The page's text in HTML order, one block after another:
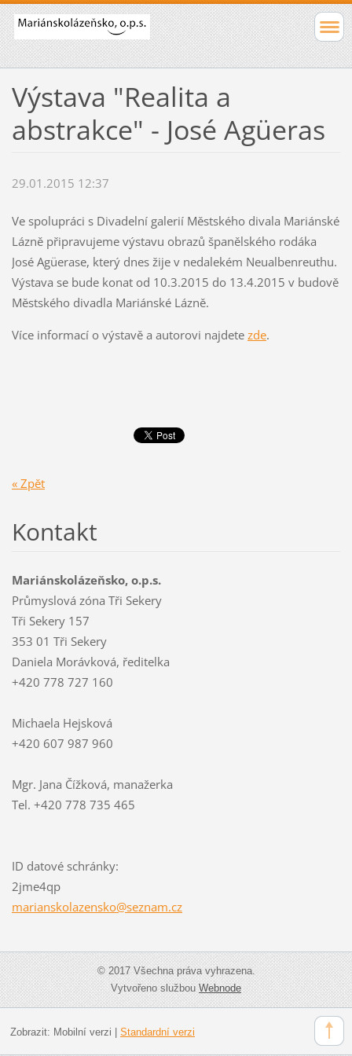
Výstava "Realita a
abstrakce" - José Agüeras
29.01.2015 12:37
Ve spolupráci s Divadelní galerií Městského divala Mariánské
Lázně připravujeme výstavu obrazů španělského rodáka
José Agüerase, který dnes žije v nedalekém Neualbenreuthu.
Výstava se bude konat od 10.3.2015 do 13.4.2015 v budově
Městského divadla Mariánské Lázně.
Více informací o výstavě a autorovi najdete zde.
« Zpět
Kontakt
Mariánskolázeňsko, o.p.s.
Průmyslová zóna Tři Sekery
Tři Sekery 157
353 01 Tři Sekery
Daniela Morávková, ředitelka
+420 778 727 160
Michaela Hejsková
+420 607 987 960
Mgr. Jana Čížková, manažerka
Tel. +420 778 735 465
ID datové schránky:
2jme4qp
marianskolazensko@seznam.cz
© 2017 Všechna práva vyhrazena.
Vytvořeno službouWebnode
Zobrazit: Mobilní verzi Standardní verzi